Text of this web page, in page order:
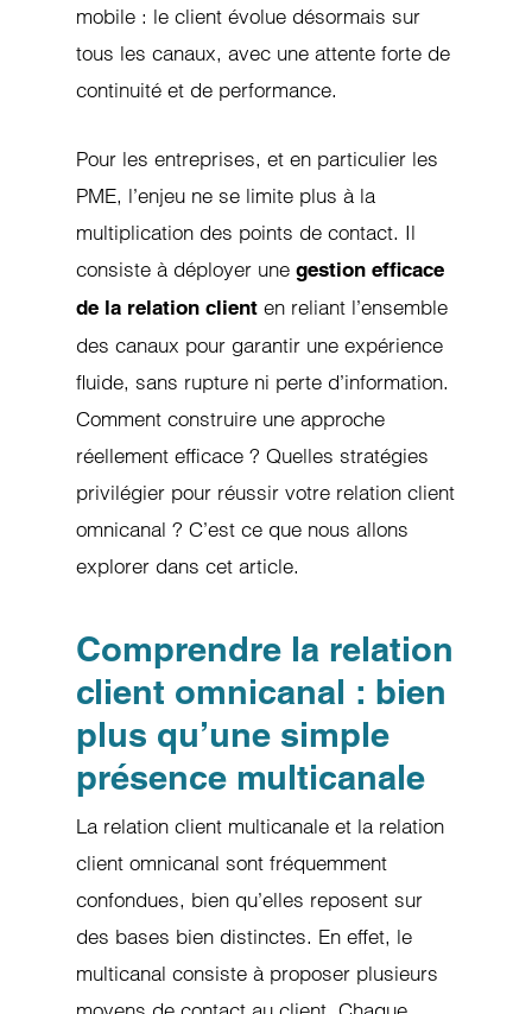
mobile : le client évolue désormais sur
tous les canaux, avec une attente forte de
continuité et de performance.
Pour les entreprises, et en particulier les
PME, l’enjeu ne se limite plus à la
multiplication des points de contact. Il
consiste à déployer unegestion efficace
de la relation client en reliant l’ensemble
des canaux pour garantir une expérience
fluide, sans rupture ni perte d’information.
Comment construire une approche
réellement efficace ? Quelles stratégies
privilégier pour réussir votre relation client
omnicanal ? C’est ce que nous allons
explorer dans cet article.
Comprendre la relation
client omnicanal : bien
plus qu’une simple
présence multicanale
La relation client multicanale et la relation
client omnicanal sont fréquemment
confondues, bien qu’elles reposent sur
des bases bien distinctes. En effet, le
multicanal consiste à proposer plusieurs